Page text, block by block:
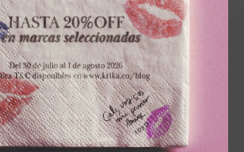
el resumen…